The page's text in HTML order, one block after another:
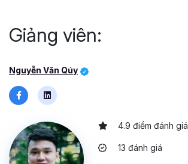
Giảng viên:
Nguyễn Văn Qúy
4.9 điểm đánh giá
13 đánh giá